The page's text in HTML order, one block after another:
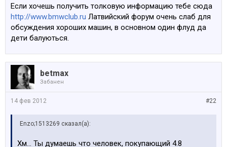
Рулевое управление LL
Двери 5
Двигатель N62/TU
Рабочий объем 4.80
Мощность 261
Привод ALLR
Коробка передач AUT
Цвет ALPINWEISS 3 (300)
Обивка LEDER NEVADA/SCHWARZ (LUSW)
Дата пр-ва 2008-10-06
Если хочешь получить толковую информацию тебе сюда
http://www.bmwclub.ru Латвийский форум очень слаб для
обсуждения хороших машин, в основном один флуд да
дети балуються.
betmax
Забанен
#22
14 фев 2012
Enzo;1513269 сказал(а):
Хм... Ты думаешь что человек, покупающий 4.8